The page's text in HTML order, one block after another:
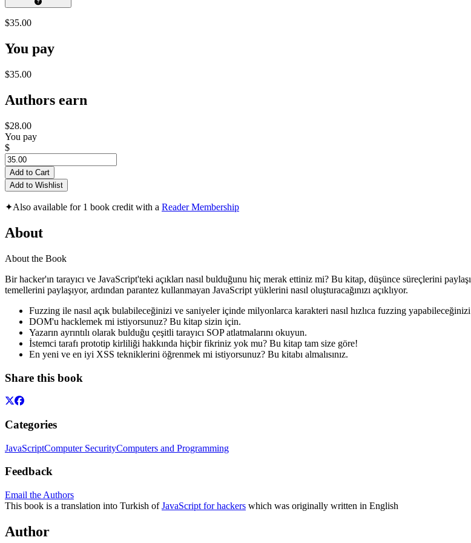
$35.00
You pay
$35.00
Authors earn
$28.00
You pay
$
Add to Cart
Add to Wishlist
✦Also available for 1 book credit with a Reader Membership
About
About the Book
Bir hacker'ın tarayıcı ve JavaScript'teki açıkları nasıl bulduğunu hiç merak ettiniz mi? Bu kitap, düşünce süreçlerini
temellerini paylaşıyor, ardından parantez kullanmayan JavaScript yüklerini nasıl oluşturacağınızı açıklıyor.
Fuzzing ile nasıl açık bulabileceğinizi ve saniyeler içinde milyonlarca karakteri nasıl hızlıca fuzzing
DOM'u hacklemek mi istiyorsunuz? Bu kitap sizin için.
Yazarın ayrıntılı olarak bulduğu çeşitli tarayıcı SOP atlatmalarını okuyun.
İstemci tarafı prototip kirliliği hakkında hiçbir fikriniz yok mu? Bu kitap tam size göre!
En yeni ve en iyi XSS tekniklerini öğrenmek mi istiyorsunuz? Bu kitabı almalısınız.
Share this book
Categories
JavaScriptComputer SecurityComputers and Programming
Feedback
Email the Authors
This book is a translation into Turkish ofJavaScript for hackers which was originally written in English
Author